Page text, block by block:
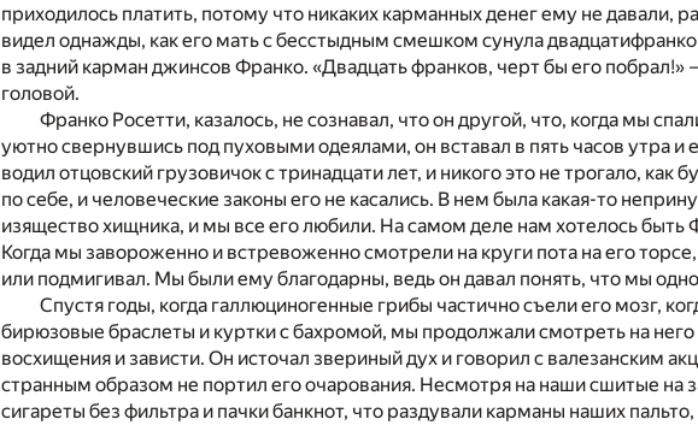
приходилось платить, потому что никаких карманных денег ему не давали,
видел однажды, как его мать с бесстыдным смешком сунула
в задний карман джинсов Франко. «Двадцать франков, черт бы его побрал!»
головой.
Франко Росетти, казалось, не сознавал, что он другой, что, когда мы
уютно свернувшись под пуховыми одеялами, он вставал в пять часов утра и
водил отцовский грузовичок с тринадцати лет, и никого это не трогало, как
по себе, и человеческие законы его не касались. В нем была какая-то
изящество хищника, и мы все его любили. На самом деле нам хотелось быть
Когда мы завороженно и встревоженно смотрели на круги пота на его
или подмигивал. Мы были ему благодарны, ведь он давал понять, что мы
Спустя годы, когда галлюциногенные грибы частично съели его мозг,
бирюзовые браслеты и куртки с бахромой, мы продолжали смотреть на
восхищения и зависти. Он источал звериный дух и говорил с валезанским
странным образом не портил его очарования. Несмотря на наши сшитые на
сигареты без фильтра и пачки банкнот, что раздували карманы наших